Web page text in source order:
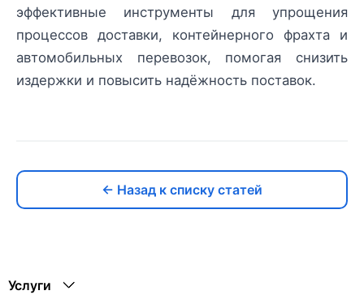
эффективные инструменты для упрощения
процессов доставки, контейнерного фрахта и
автомобильных перевозок, помогая снизить
издержки и повысить надёжность поставок.
← Назад к списку статей
Услуги